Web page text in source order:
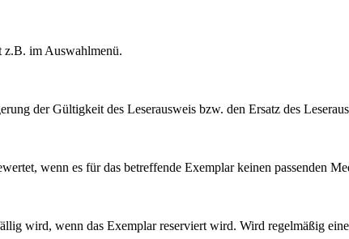
z.B. im Auswahlmenü.
der Gültigkeit des Leserausweis bzw. den Ersatz des
wenn es für das betreffende Exemplar keinen passenden
wird, wenn das Exemplar reserviert wird. Wird regelmäßig